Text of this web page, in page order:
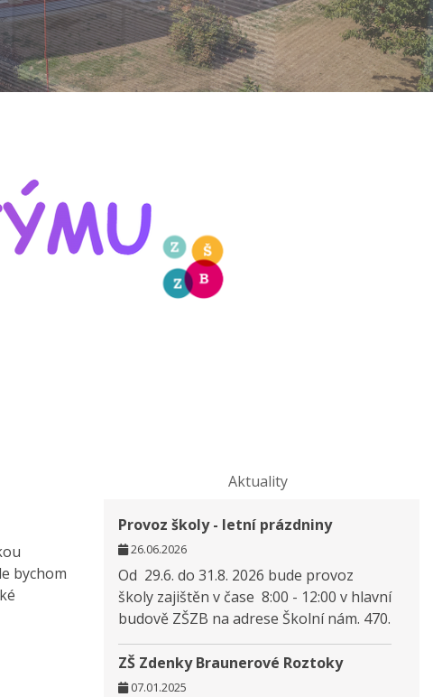
bychom
Aktuality
Provoz školy - letní prázdniny
26.06.2026
Od 29.6. do 31.8. 2026 bude provoz
školy zajištěn v čase 8:00 - 12:00 v hlavní
budově ZŠZB na adrese Školní nám. 470.
ZŠ Zdenky Braunerové Roztoky
07.01.2025